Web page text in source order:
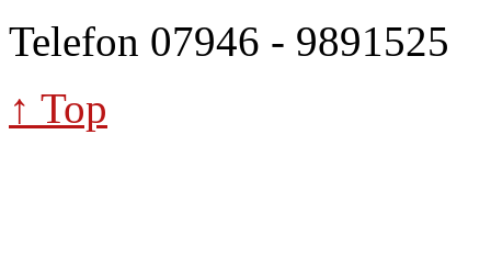
Telefon 07946 - 9891525
↑ Top